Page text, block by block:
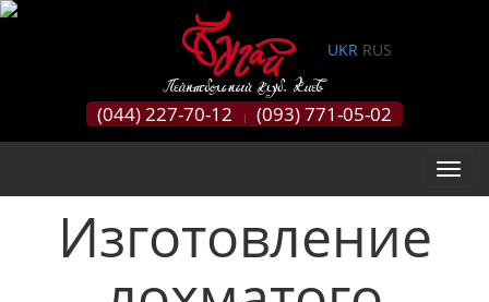
UKR RUS
(044) 227-70-12 | (093) 771-05-02
Изготовление